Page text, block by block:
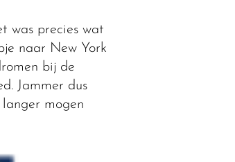
was precies wat
naar New York
bij de
Jammer dus
mogen